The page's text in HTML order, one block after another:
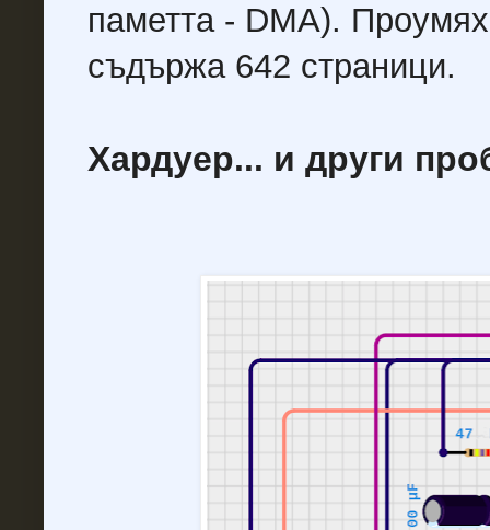
паметта - DMA).
съдържа 642 страници.
Хардуер... и други